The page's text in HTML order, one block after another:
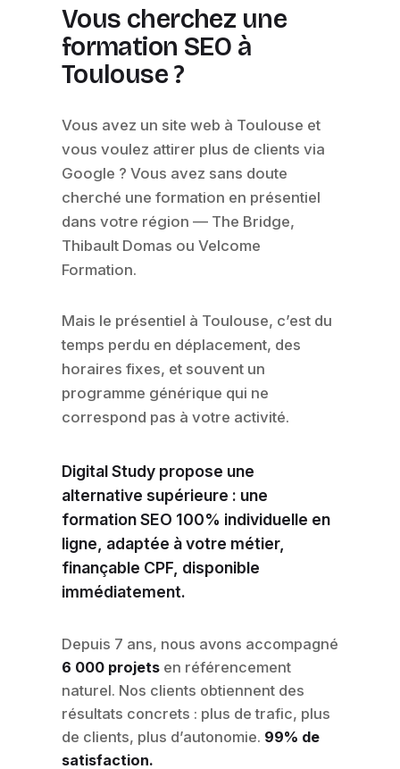
Vous cherchez une
formation SEO à
Toulouse ?
Vous avez un site web à Toulouse et
vous voulez attirer plus de clients via
Google ? Vous avez sans doute
cherché une formation en présentiel
dans votre région — The Bridge,
Thibault Domas ou Velcome
Formation.
Mais le présentiel à Toulouse, c’est du
temps perdu en déplacement, des
horaires fixes, et souvent un
programme générique qui ne
correspond pas à votre activité.
Digital Study propose une
alternative supérieure : une
formation SEO 100% individuelle en
ligne, adaptée à votre métier,
finançable CPF, disponible
immédiatement.
Depuis 7 ans, nous avons accompagné
6 000 projetsen référencement
naturel. Nos clients obtiennent des
résultats concrets : plus de trafic, plus
de clients, plus d’autonomie. 99% de
satisfaction.